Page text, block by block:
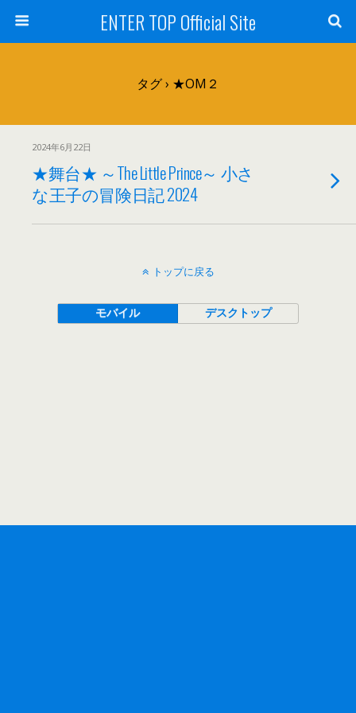
ENTER TOP Official Site
タグ › ★OM２
2024年6月22日
★舞台★ ～The Little Prince～ 小さ
な王子の冒険日記 2024
トップに戻る
モバイル デスクトップ